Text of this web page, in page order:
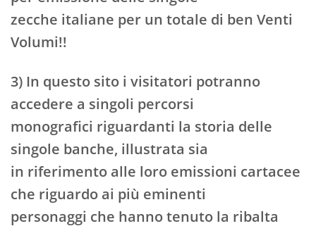
zecche italiane per un totale di ben Venti
Volumi!!
3) In questo sito i visitatori potranno
accedere a singoli percorsi
monografici riguardanti la storia delle
singole banche, illustrata sia
in riferimento alle loro emissioni cartacee
che riguardo ai più eminenti
personaggi che hanno tenuto la ribalta